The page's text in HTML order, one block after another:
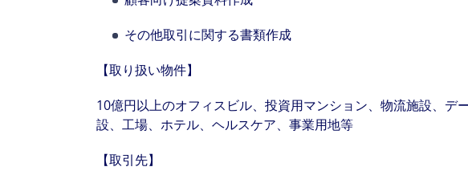
その他取引に関する書類作成
【取り扱い物件】
10億円以上のオフィスビル、投資用マンション、物流施設、デ
設、工場、ホテル、ヘルスケア、事業用地等
【取引先】